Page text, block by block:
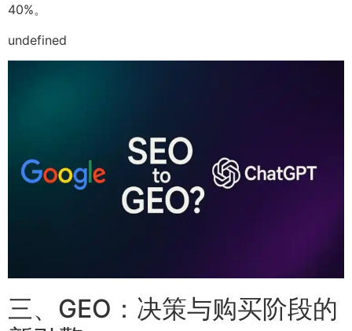
40%。
undefined
三、GEO：决策与购买阶段的